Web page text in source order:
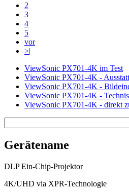
2
3
4
5
vor
>|
ViewSonic PX701-4K im Test
ViewSonic PX701-4K -
ViewSonic PX701-4K -
ViewSonic PX701-4K -
ViewSonic PX701-4K - direkt
Gerätename
DLP Ein-Chip-Projektor
4K/UHD via XPR-Technologie